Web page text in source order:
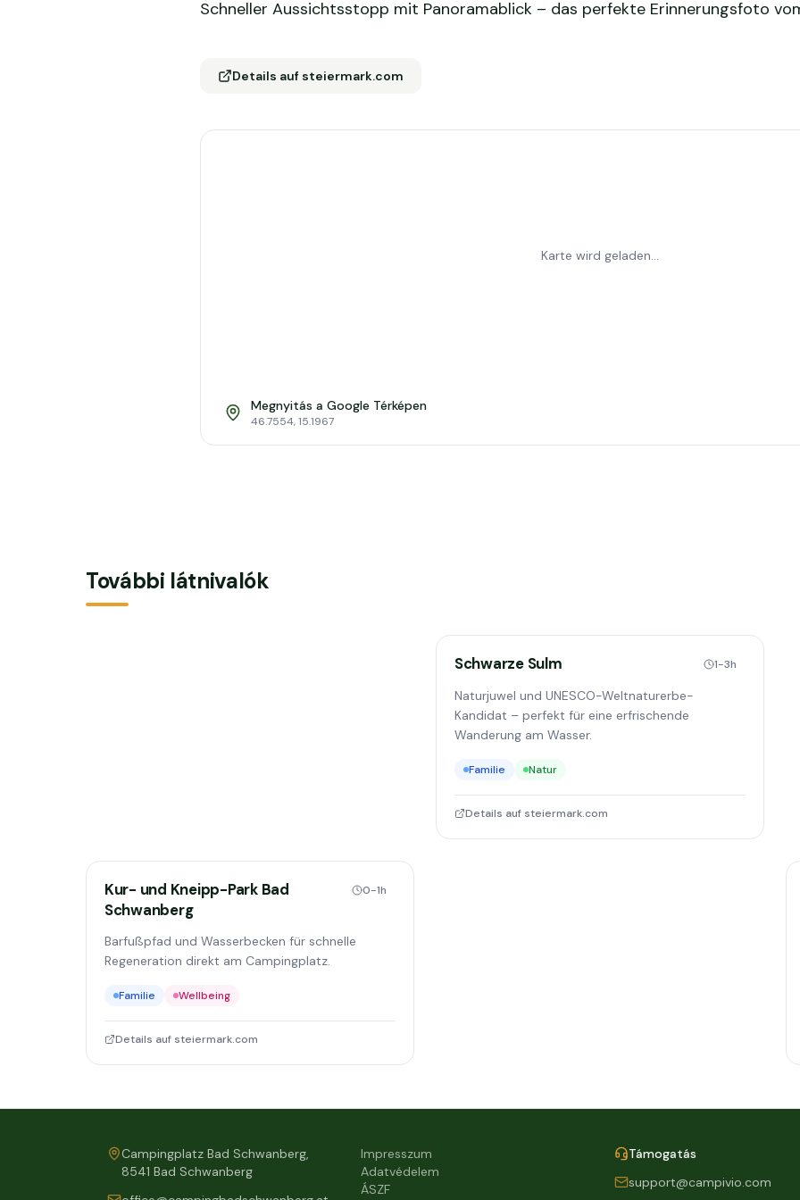
Schneller Aussichtsstopp mit Panoramablick – das perfekte Erinnerungsfoto
Details auf steiermark.com
Karte wird geladen...
Megnyitás a Google Térképen
46.7554,15.1967
További látnivalók
Schwarze Sulm 1-3h
Naturjuwel und UNESCO-Weltnaturerbe-
Kandidat – perfekt für eine erfrischende
Wanderung am Wasser.
Familie Natur
Details auf steiermark.com
Kur- und Kneipp-Park Bad
Schwanberg
0-1h
Barfußpfad und Wasserbecken für schnelle
Regeneration direkt am Campingplatz.
Familie Wellbeing
Details auf steiermark.com
Campingplatz Bad Schwanberg,
8541 Bad Schwanberg
Impresszum
Adatvédelem
ÁSZF
Támogatás
support@campivio.com